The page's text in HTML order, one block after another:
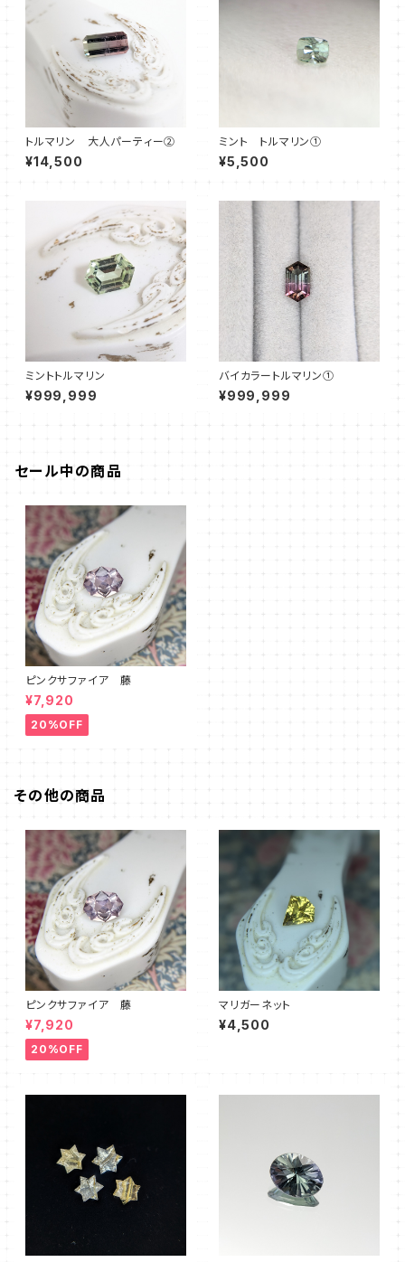
トルマリン 大人パーティー②
¥14,500
ミント トルマリン①
¥5,500
ミントトルマリン
¥999,999
バイカラートルマリン①
¥999,999
セール中の商品
ピンクサファイア 藤
¥7,920
20%OFF
その他の商品
ピンクサファイア 藤
¥7,920
20%OFF
マリガーネット
¥4,500